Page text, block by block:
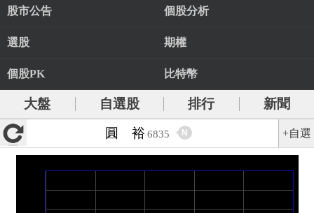
股市公告 個股分析
選股 期權
個股PK 比特幣
大盤 自選股 排行
新聞
圓 裕 6835 N +自選